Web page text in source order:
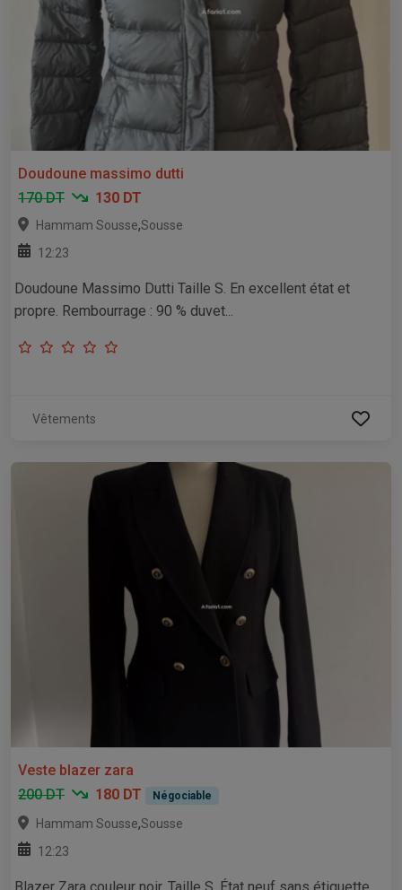
Doudoune massimo dutti
170 DT
130 DT
Hammam Sousse,Sousse
12:23
Doudoune Massimo Dutti Taille S. En excellent état et
propre. Rembourrage : 90 % duvet...
Vêtements
Veste blazer zara
200 DT
180 DT Négociable
Hammam Sousse,Sousse
12:23